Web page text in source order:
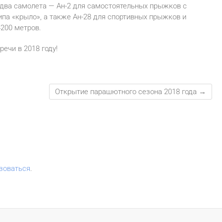
самолета — Ан-2 для самостоятельных прыжков с
«крыло», а также Ан-28 для спортивных прыжков и
метров.
в 2018 году!
Открытие парашютного сезона 2018 года →
.